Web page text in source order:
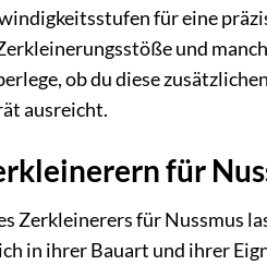
für eine
und
ob du diese
ausreicht.
für
Zerkleinerers für Nussmus
in ihrer Bauart und ihrer